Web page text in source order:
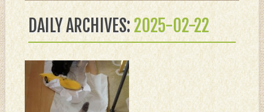
content
DAILY ARCHIVES:2025-02-22
2月 22, 2025
猫の日はマタタビだ
ね。。。